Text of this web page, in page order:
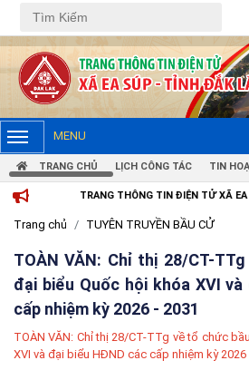
MENU
TRANG CHỦ LỊCH CÔNG TÁC TIN
THÔNG TIN ĐIỆN TỬ XÃ EA SÚP
Trang chủ TUYÊN TRUYỀN BẦU CỬ
TOÀN VĂN: Chỉ thị 28/CT-
đại biểu Quốc hội khóa XVI
cấp nhiệm kỳ 2026 - 2031
TOÀN VĂN: Chỉ thị 28/CT-TTg về tổ chức
XVI và đại biểu HĐND các cấp nhiệm kỳ 2026